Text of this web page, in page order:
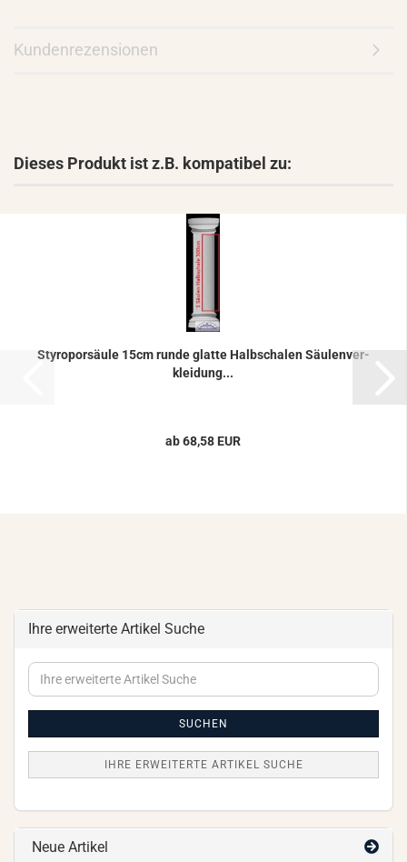
Kundenrezensionen
Dieses Produkt ist z.B. kompatibel zu:
Sty­ro­por­säu­le 15cm runde glat­te Halb­scha­len Säu­len­ver­
klei­dung...
ab 68,58 EUR
Ihre erweiterte Artikel Suche
Ihre
erweiterte
SUCHEN
IHRE ERWEITERTE ARTIKEL SUCHE
Neue Artikel